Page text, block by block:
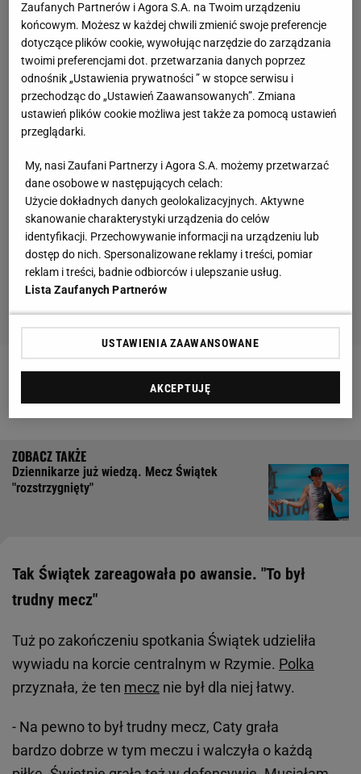
Daria Abramowicz może zostać z Igą
Świątek do końca! "Bardzo jej ufa"
Dziennikarze już wiedzą. Mecz Świątek
"rozstrzygnięty"
Tak Świątek zareagowała po awansie. "To był
trudny mecz"
Tuż po zakończeniu spotkania Świątek udzieliła
wywiadu na korcie centralnym w Rzymie. Polka
przyznała, że ten mecz nie był dla niej łatwy.
- Na pewno to był trudny mecz, Caty grała
bardzo dobrze w tym meczu i walczyła o każdą
Zaufanych Partnerów i Agora S.A. na Twoim urządzeniu
końcowym. Możesz w każdej chwili zmienić swoje preferencje
dotyczące plików cookie, wywołując narzędzie do zarządzania
twoimi preferencjami dot. przetwarzania danych poprzez
odnośnik „Ustawienia prywatności ” w stopce serwisu i
przechodząc do „Ustawień Zaawansowanych”. Zmiana
ustawień plików cookie możliwa jest także za pomocą ustawień
przeglądarki.
My, nasi Zaufani Partnerzy i Agora S.A. możemy przetwarzać
dane osobowe w następujących celach:
Użycie dokładnych danych geolokalizacyjnych. Aktywne
skanowanie charakterystyki urządzenia do celów
identyfikacji. Przechowywanie informacji na urządzeniu lub
dostęp do nich. Spersonalizowane reklamy i treści, pomiar
reklam i treści, badnie odbiorców i ulepszanie usług.
Lista Zaufanych Partnerów
USTAWIENIA ZAAWANSOWANE
AKCEPTUJĘ